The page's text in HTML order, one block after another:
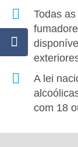
Todas
A lei
com 18